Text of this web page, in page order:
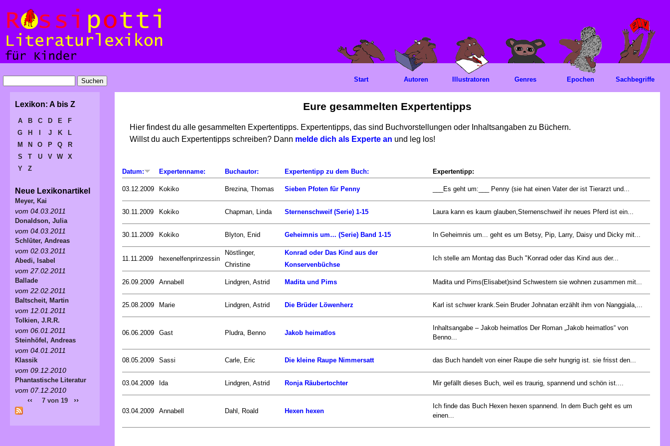
Eure gesammelten Expertentipps
Hier findest du alle gesammelten Expertentipps. Expertentipps, das sind Buchvorstellungen oder Inhaltsangaben zu Büchern.
Willst du auch Expertentipps schreiben? Dann melde dich als Experte an und leg los!
Datum: Expertenname: Buchautor: Expertentipp zu dem Buch: Expertentipp:
03.12.2009 Kokiko Brezina, Thomas Sieben Pfoten für Penny ___Es geht um:___ Penny (sie hat einen Vater der ist Tierarzt und...
30.11.2009 Kokiko Chapman, Linda Sternenschweif (Serie) 1-15 Laura kann es kaum glauben,Sternenschweif ihr neues Pferd ist ein...
30.11.2009 Kokiko Blyton, Enid Geheimnis um… (Serie) Band 1-15 In Geheimnis um... geht es um Betsy, Pip, Larry, Daisy und Dicky mit...
11.11.2009 hexenelfenprinzessin
Nöstlinger,
Christine
Konrad oder Das Kind aus der
Konservenbüchse
Ich stelle am Montag das Buch "Konrad oder das Kind aus der...
26.09.2009 Annabell Lindgren, Astrid Madita und Pims Madita und Pims(Elisabet)sind Schwestern sie wohnen zusammen mit...
25.08.2009 Marie Lindgren, Astrid Die Brüder Löwenherz Karl ist schwer krank.Sein Bruder Johnatan erzählt ihm von Nanggiala,...
06.06.2009 Gast Pludra, Benno Jakob heimatlos
Inhaltsangabe – Jakob heimatlos Der Roman „Jakob heimatlos“ von
Benno...
08.05.2009 Sassi Carle, Eric Die kleine Raupe Nimmersatt das Buch handelt von einer Raupe die sehr hungrig ist. sie frisst den...
03.04.2009 Ida Lindgren, Astrid Ronja Räubertochter Mir gefällt dieses Buch, weil es traurig, spannend und schön ist....
03.04.2009 Annabell Dahl, Roald Hexen hexen
Ich finde das Buch Hexen hexen spannend. In dem Buch geht es um
einen...
Start Autoren Illustratoren Genres Epochen Sachbegriffe
Lexikon: A bis Z
A B C D E
F
G
H J K
L
M
N O P Q
R
S
T U V W
X
Y
Z
Neue Lexikonartikel
Meyer, Kai
vom 04.03.2011
Donaldson, Julia
vom 04.03.2011
Schlüter, Andreas
vom 02.03.2011
Abedi, Isabel
vom 27.02.2011
Ballade
vom 22.02.2011
Baltscheit, Martin
vom 12.01.2011
Tolkien, J.R.R.
vom 06.01.2011
Steinhöfel, Andreas
vom 04.01.2011
Klassik
vom 09.12.2010
Phantastische Literatur
vom 07.12.2010
‹‹ 7 von 19 ››